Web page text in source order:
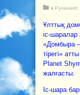
в Руханият,
Ұлттық
іс-
«Домбыра –
тірегі»
Planet
жалғасты.
Іс-шара